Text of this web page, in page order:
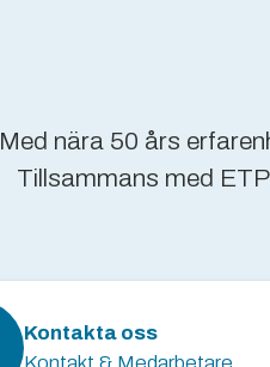
Med nära 50 års
Tillsammans med
Kontakta oss
Kontakt & Medarbetare